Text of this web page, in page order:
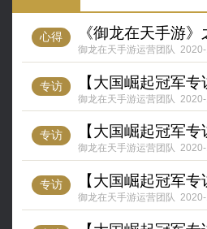
心得 《御龙在天手游
御龙在天手游运营团队
专访
御龙在天手游运营团队
专访
御龙在天手游运营团队
专访
御龙在天手游运营团队